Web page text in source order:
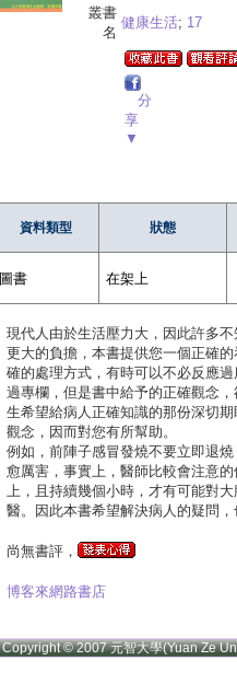
叢書
名
健康生活; 17
分
享
▼
資料類型 狀態
圖書 在架上
現代人由於生活壓力大，因此許多
更大的負擔，本書提供您一個正確
確的處理方式，有時可以不必反應
過專欄，但是書中給予的正確觀念
生希望給病人正確知識的那份深切
觀念，因而對您有所幫助。
例如，前陣子感冒發燒不要立即退
愈厲害，事實上，醫師比較會注意
上，且持續幾個小時，才有可能對
醫。因此本書希望解決病人的疑問
尚無書評，
博客來網路書店
Copyright © 2007 元智大學(Yuan Ze